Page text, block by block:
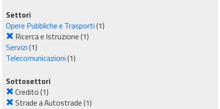
Settori
Opere Pubbliche e Trasporti(1)
Ricerca e Istruzione(1)
Servizi(1)
Telecomunicazioni(1)
Sottosettori
Credito(1)
Strade a Autostrade(1)